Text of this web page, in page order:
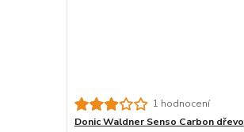
1 hodnocení
Donic Waldner Senso Carbon dřevo